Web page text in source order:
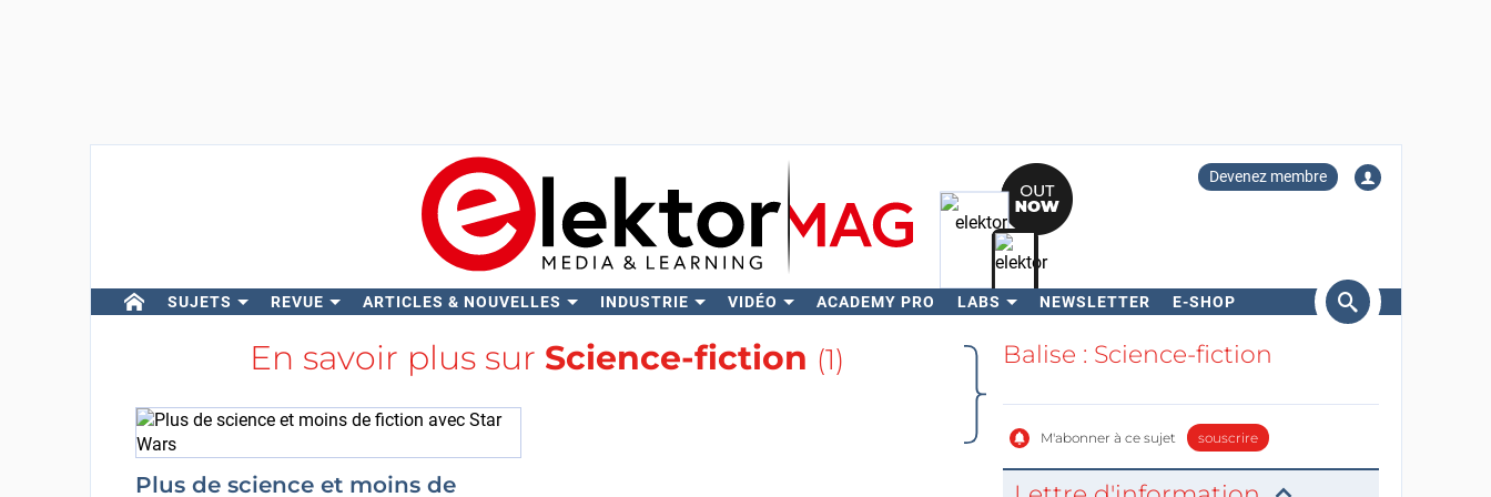
Devenez membre
SUJETS REVUE ARTICLES & NOUVELLES INDUSTRIE VIDÉO ACADEMY PRO LABS NEWSLETTER E-SHOP
Rechercher
En savoir plus sur Science-fiction (1)
Plus de science et moins de
Balise : Science-fiction
M'abonner à ce sujet souscrire